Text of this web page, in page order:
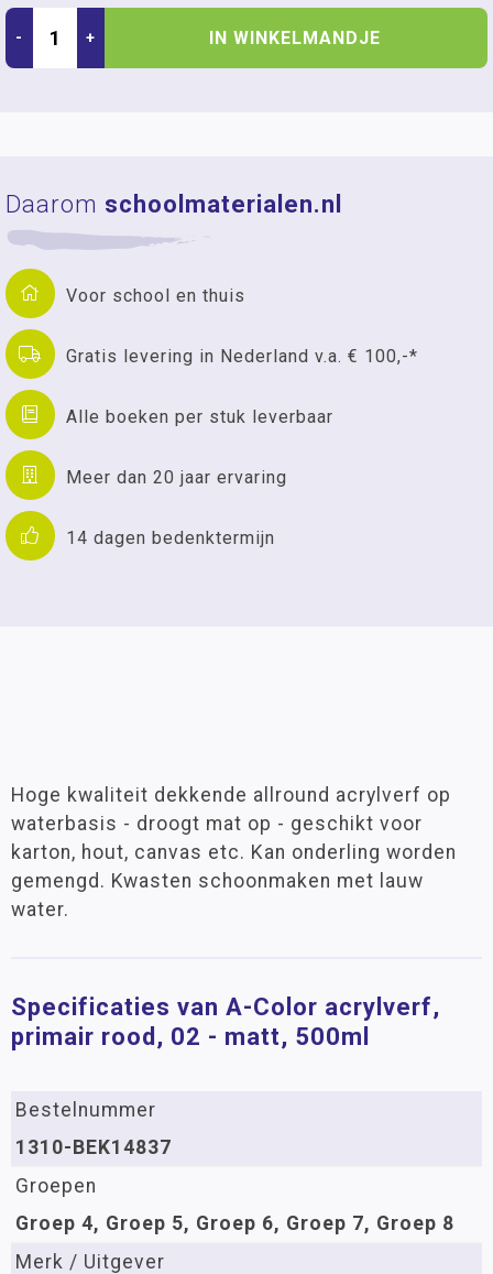
- + IN WINKELMANDJE
Daarom schoolmaterialen.nl
Voor school en thuis
Gratis levering in Nederland v.a. € 100,-*
Alle boeken per stuk leverbaar
Meer dan 20 jaar ervaring
14 dagen bedenktermijn
Hoge kwaliteit dekkende allround acrylverf op
waterbasis - droogt mat op - geschikt voor
karton, hout, canvas etc. Kan onderling worden
gemengd. Kwasten schoonmaken met lauw
water.
Specificaties van A-Color acrylverf,
primair rood, 02 - matt, 500ml
Bestelnummer
1310-BEK14837
Groepen
Groep 4, Groep 5, Groep 6, Groep 7, Groep 8
Merk / Uitgever